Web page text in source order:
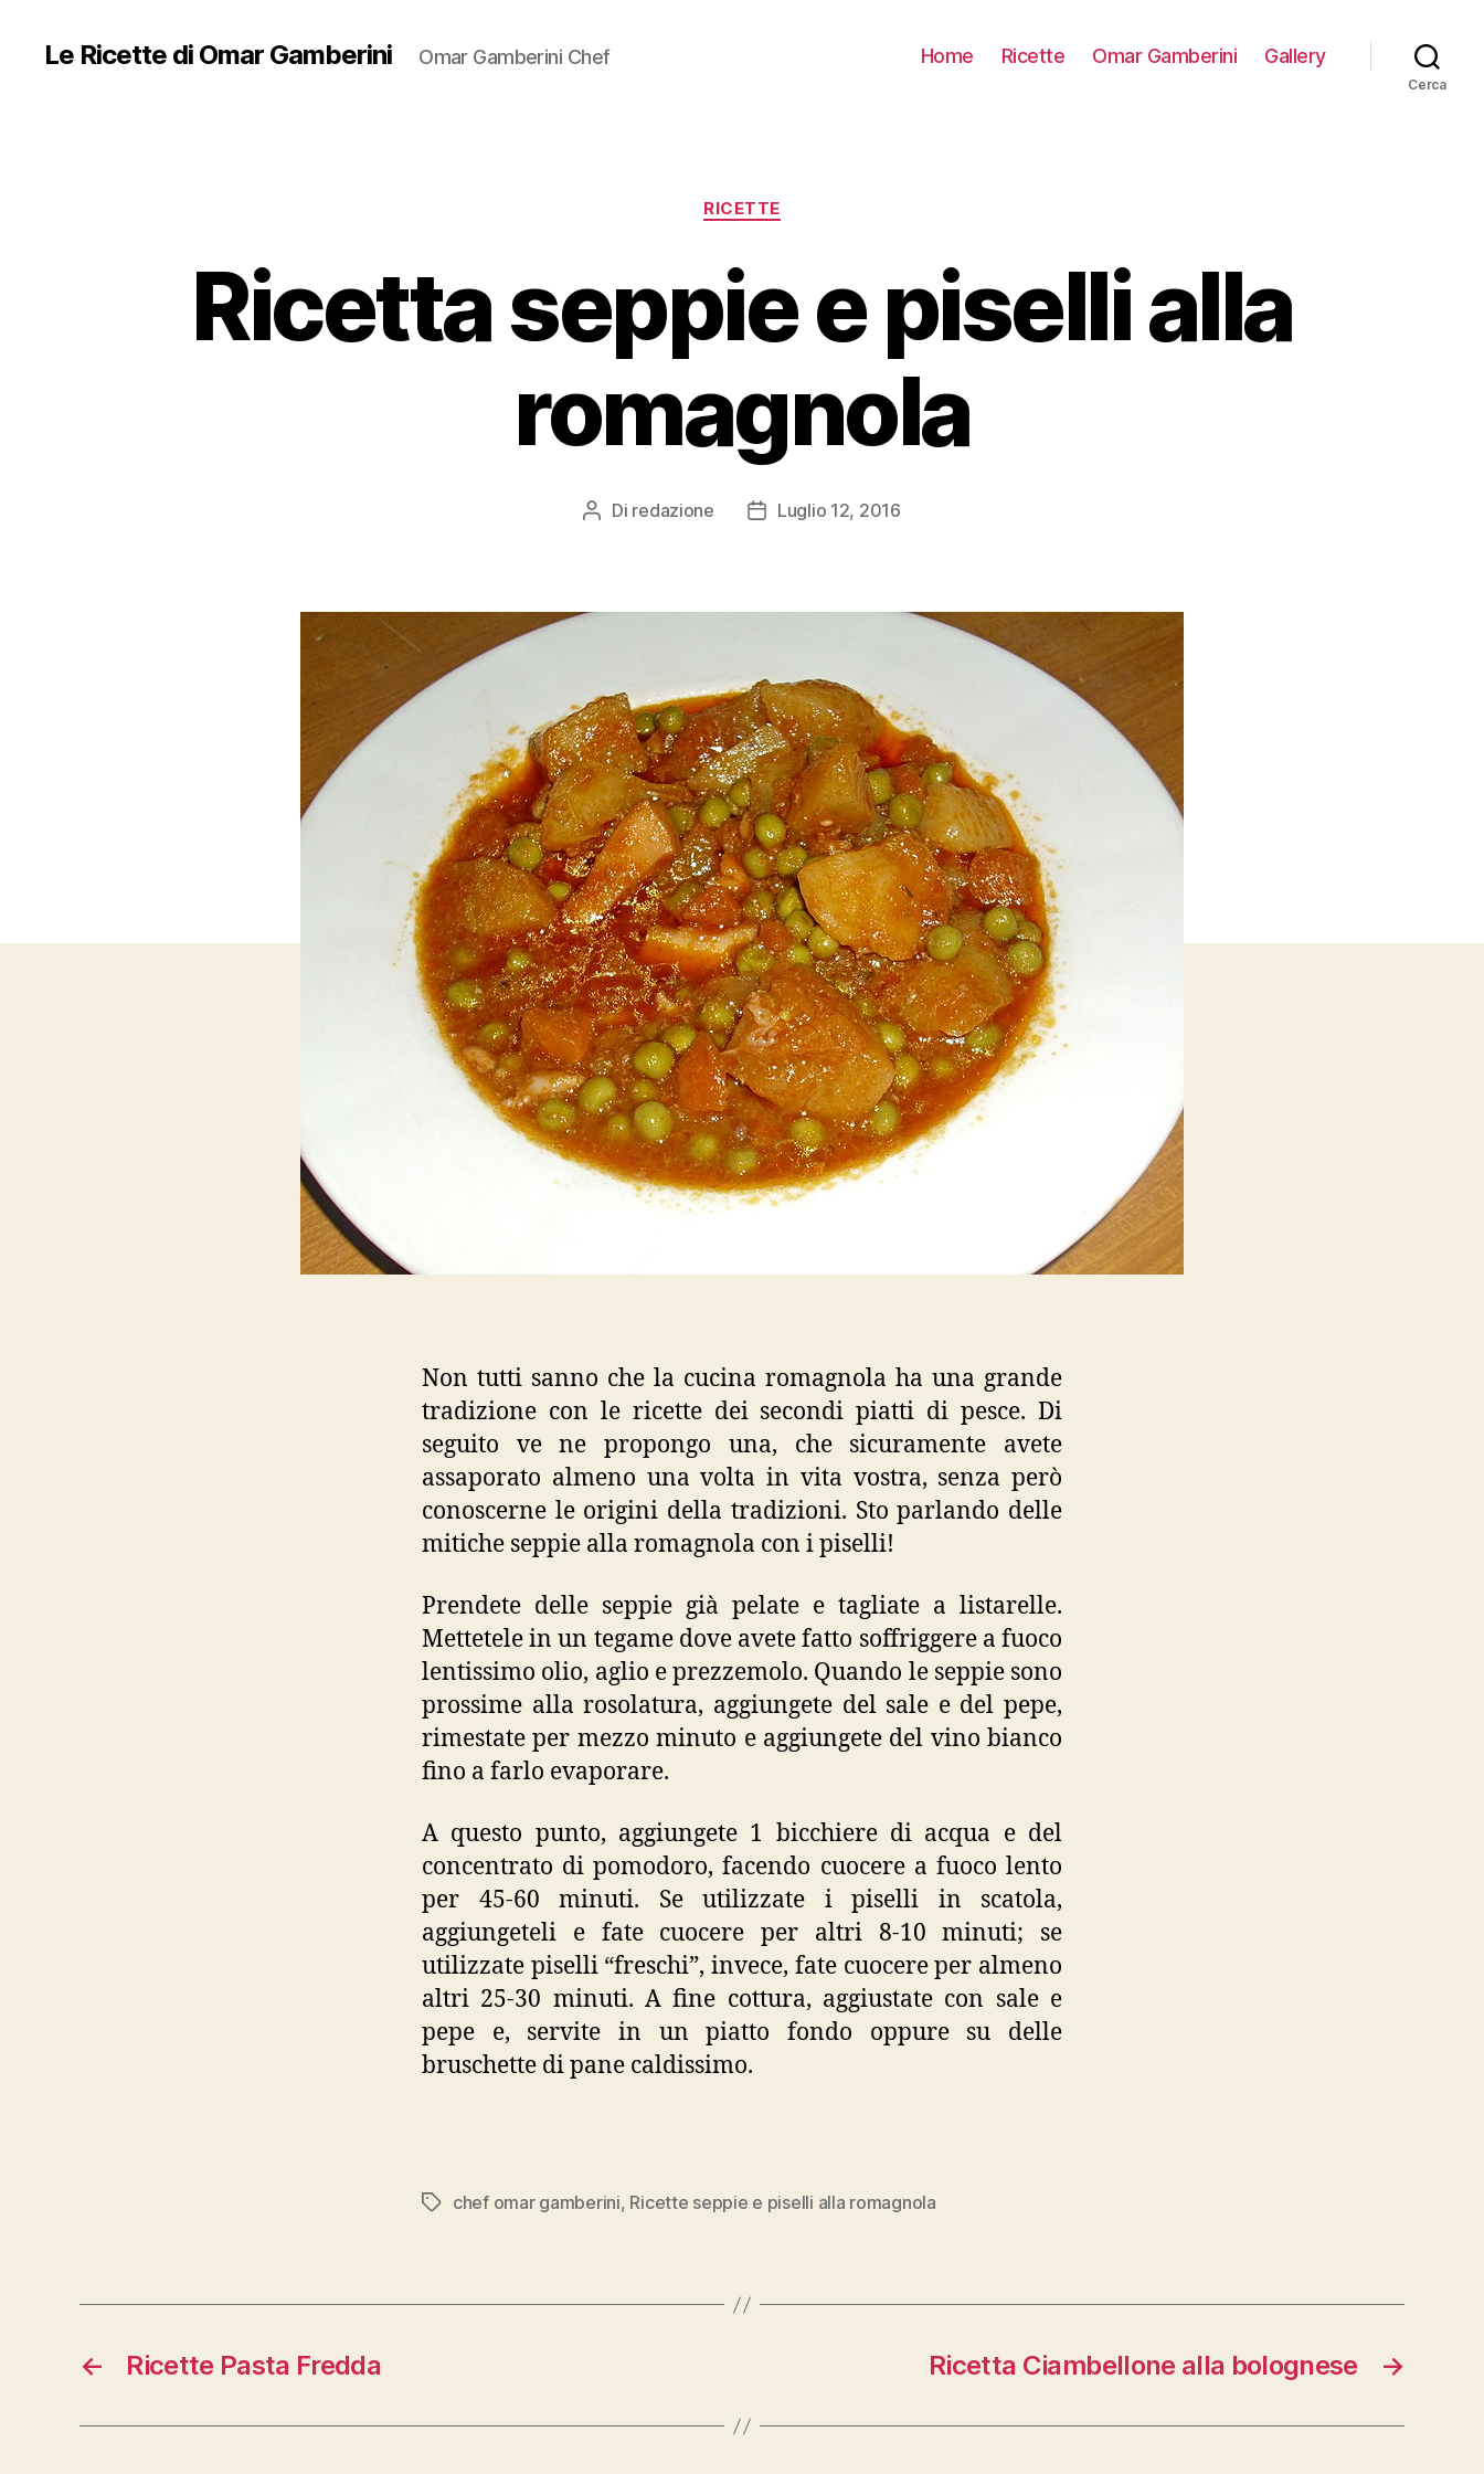
Le Ricette di Omar Gamberini Omar Gamberini Chef Home Ricette Omar Gamberini Gallery
Cerca
Categorie
RICETTE
Ricetta seppie e piselli alla
romagnola
Autore
Di redazione
DataLuglio 12, 2016
Non tutti sanno che la cucina romagnola ha una grande
tradizione con le ricette dei secondi piatti di pesce. Di
seguito ve ne propongo una, che sicuramente avete
assaporato almeno una volta in vita vostra, senza però
conoscerne le origini della tradizioni. Sto parlando delle
mitiche seppie alla romagnola con i piselli!
Prendete delle seppie già pelate e tagliate a listarelle.
Mettetele in un tegame dove avete fatto soffriggere a fuoco
lentissimo olio, aglio e prezzemolo. Quando le seppie sono
prossime alla rosolatura, aggiungete del sale e del pepe,
rimestate per mezzo minuto e aggiungete del vino bianco
fino a farlo evaporare.
A questo punto, aggiungete 1 bicchiere di acqua e del
concentrato di pomodoro, facendo cuocere a fuoco lento
per 45-60 minuti. Se utilizzate i piselli in scatola,
aggiungeteli e fate cuocere per altri 8-10 minuti; se
utilizzate piselli “freschi”, invece, fate cuocere per almeno
altri 25-30 minuti. A fine cottura, aggiustate con sale e
pepe e, servite in un piatto fondo oppure su delle
bruschette di pane caldissimo.
Tag chef omar gamberini, Ricette seppie e piselli alla romagnola
← Ricette Pasta Fredda →
Ricetta Ciambellone alla bolognese